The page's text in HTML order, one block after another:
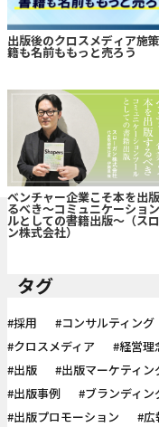
出版後のクロスメディア施
籍も名前ももっと売ろう
ベンチャー企業こそ本を出
るべき～コミュニケーショ
ルとしての書籍出版～（ス
ン株式会社）
タグ
#採用
#コンサルティング
#クロスメディア
#経営理
#出版
#出版マーケティン
#出版事例
#ブランディン
#出版プロモーション
#広